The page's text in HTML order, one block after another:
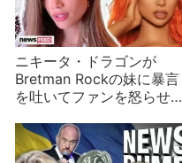
ニキータ・ドラゴンが
Bretman Rockの妹に暴言
を吐いてファンを怒らせる